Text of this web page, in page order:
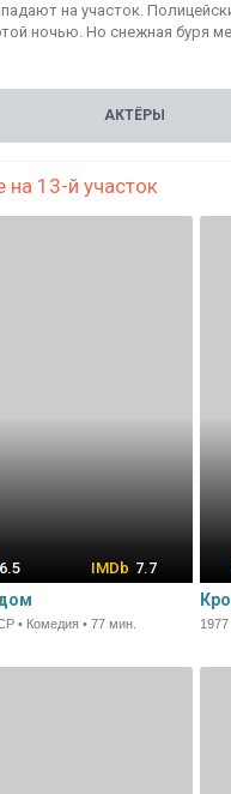
на участок.
ночью. Но снежная буря
АКТЁРЫ
на 13-й участок
6.5 7.7
• Комедия • 77 мин. 1977